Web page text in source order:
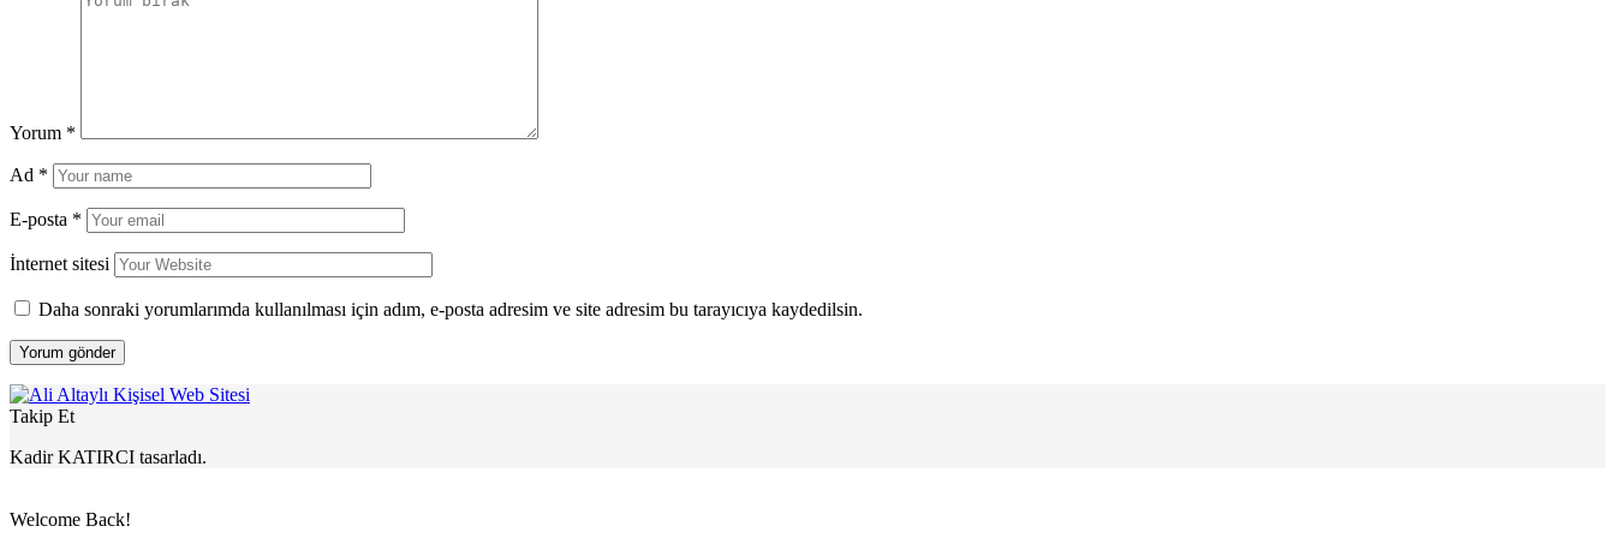
Yorum *
Ad *
E-posta *
İnternet sitesi
Daha sonraki yorumlarımda kullanılması için adım, e-posta adresim ve site adresim bu tarayıcıya kaydedilsin.
Takip Et
Kadir KATIRCI tasarladı.
Welcome Back!